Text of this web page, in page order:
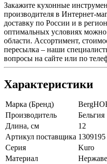
Закажите кухонные
производителя в Интернет-
доставку по России и в
оптимальных условиях
области. Ассортимент,
пересылка – наши
вопросы на сайте или по
Характеристики
Марка (Бренд)
Производитель
Бельгия
Длина, см
12
Артикул поставщика 1309195
Серия
Kuro
Материал